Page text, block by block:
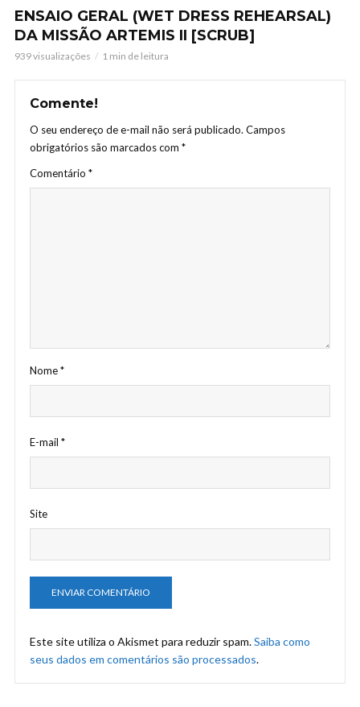
ENSAIO GERAL (WET DRESS REHEARSAL)
DA MISSÃO ARTEMIS II [SCRUB]
939 visualizações 1 min de leitura
Comente!
O seu endereço de e-mail não será publicado. Campos
obrigatórios são marcados com *
Comentário *
Nome*
E-mail *
Site
Este site utiliza o Akismet para reduzir spam.Saiba como
seus dados em comentários são processados.